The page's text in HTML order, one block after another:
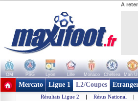
A
OM PSG Lyon Lille Monaco Chelsea Man
+ de clubs
Mercato Ligue 1 L2/Coupes
Résultats Ligue 2 | Résus National |